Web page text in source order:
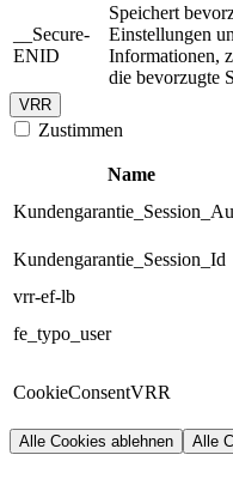
__Secure-
ENID
Speichert
Einstellungen
Informationen,
die bevorzugte
VRR
Zustimmen
Name
Kundengarantie_Session_Id
vrr-ef-lb
fe_typo_user
CookieConsentVRR
Alle Cookies ablehnen Alle